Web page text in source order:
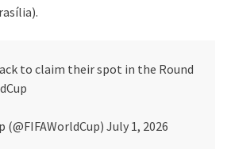
to claim their spot in the Round
(@FIFAWorldCup) July 1, 2026